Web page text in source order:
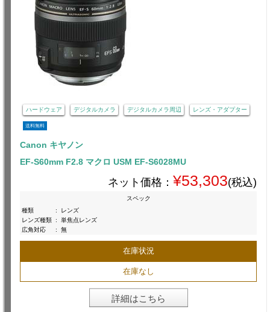
ハードウェア デジタルカメラ デジタルカメラ周辺 レンズ・アダプター
送料無料
Canon キヤノン
EF-S60mm F2.8 マクロ USM EF-S6028MU
ネット価格： ¥53,303(税込)
スペック
種類
:
レンズ
レンズ種類 :
単焦点レンズ
広角対応
: 無
在庫状況
在庫なし
詳細はこちら